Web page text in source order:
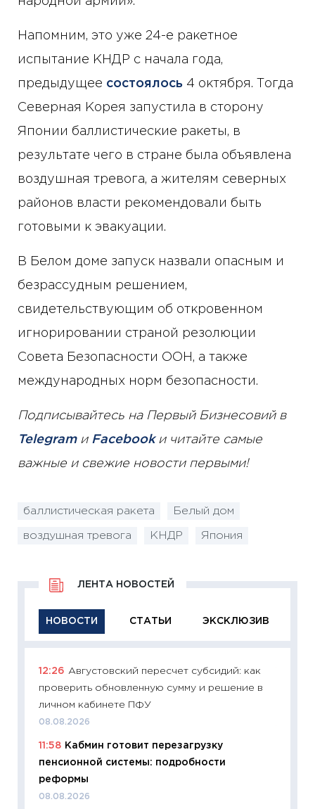
Напомним, это уже 24-е ракетное
испытание КНДР с начала года,
предыдущее состоялось 4 октября. Тогда
Северная Корея запустила в сторону
Японии баллистические ракеты, в
результате чего в стране была объявлена ​​
воздушная тревога, а жителям северных
районов власти рекомендовали быть
готовыми к эвакуации.
В Белом доме запуск назвали опасным и
безрассудным решением,
свидетельствующим об откровенном
игнорировании страной резолюции
Совета Безопасности ООН, а также
международных норм безопасности.
Подписывайтесь на Первый Бизнесовий в
Telegramи Facebookи читайте самые
важные и свежие новости первыми!
баллистическая ракета Белый дом
воздушная тревога КНДР Япония
НОВОСТИ СТАТЬИ ЭКСКЛЮЗИВ
ЛЕНТА НОВОСТЕЙ
12:26 Августовский пересчет субсидий: как
проверить обновленную сумму и решение в
личном кабинете ПФУ
08.08.2026
11:58 Кабмин готовит перезагрузку
пенсионной системы: подробности
реформы
08.08.2026